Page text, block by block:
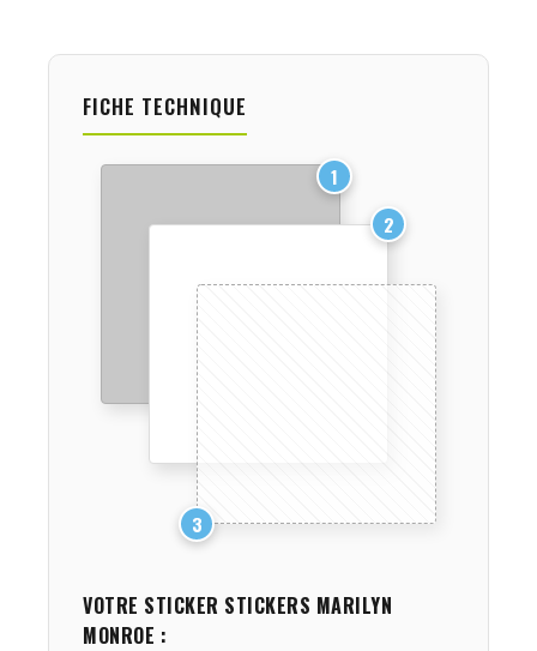
FICHE TECHNIQUE
1
2
3
VOTRE STICKER STICKERS MARILYN
MONROE :